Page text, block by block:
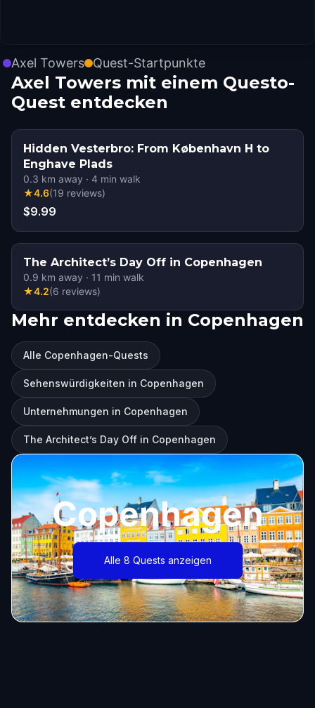
Axel Towers Quest-Startpunkte
Axel Towers mit einem Questo-
Quest entdecken
Hidden Vesterbro: From København H to
Enghave Plads
0.3 km away · 4 min walk
★4.6(19 reviews)
$9.99
The Architect’s Day Off in Copenhagen
0.9 km away · 11 min walk
★4.2(6 reviews)
Mehr entdecken in Copenhagen
Alle Copenhagen-Quests
Sehenswürdigkeiten in Copenhagen
Unternehmungen in Copenhagen
The Architect’s Day Off in Copenhagen
Copenhagen
Alle 8 Quests anzeigen